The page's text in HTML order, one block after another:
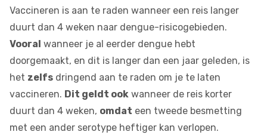
Vaccineren is aan te raden wanneer een reis langer
duurt dan 4 weken naar dengue-risicogebieden.
Vooral wanneer je al eerder dengue hebt
doorgemaakt, en dit is langer dan een jaar geleden, is
het zelfs dringend aan te raden om je te laten
vaccineren. Dit geldt ook wanneer de reis korter
duurt dan 4 weken, omdat een tweede besmetting
met een ander serotype heftiger kan verlopen.